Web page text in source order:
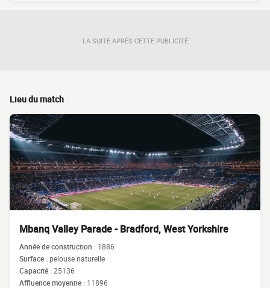
LA SUITE APRÈS CETTE PUBLICITÉ
Lieu du match
Mbanq Valley Parade - Bradford, West Yorkshire
Année de construction : 1886
Surface :pelouse naturelle
Capacité :25136
Affluence moyenne : 11896